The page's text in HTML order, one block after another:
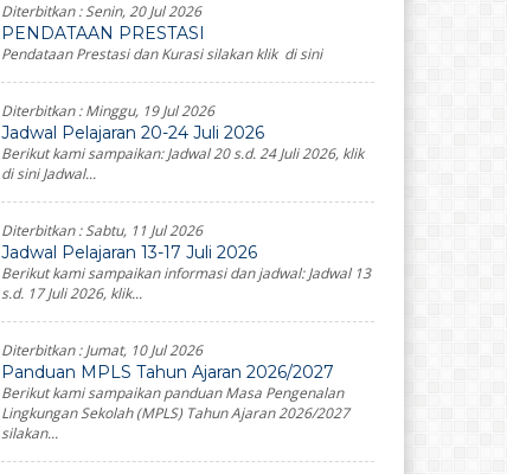
Diterbitkan :Senin, 20 Jul 2026
PENDATAAN PRESTASI
Pendataan Prestasi dan Kurasi silakan klik di sini
Diterbitkan :Minggu, 19 Jul 2026
Jadwal Pelajaran 20-24 Juli 2026
Berikut kami sampaikan: Jadwal 20 s.d. 24 Juli 2026, klik
di sini Jadwal...
Diterbitkan :Sabtu, 11 Jul 2026
Jadwal Pelajaran 13-17 Juli 2026
Berikut kami sampaikan informasi dan jadwal: Jadwal 13
s.d. 17 Juli 2026, klik...
Diterbitkan :Jumat, 10 Jul 2026
Panduan MPLS Tahun Ajaran 2026/2027
Berikut kami sampaikan panduan Masa Pengenalan
Lingkungan Sekolah (MPLS) Tahun Ajaran 2026/2027
silakan...